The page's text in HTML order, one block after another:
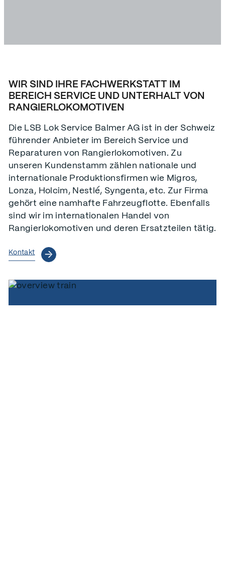
WIR SIND IHRE FACHWERKSTATT IM
BEREICH SERVICE UND UNTERHALT VON
RANGIERLOKOMOTIVEN
Die LSB Lok Service Balmer AG ist in der Schweiz
führender Anbieter im Bereich Service und
Reparaturen von Rangierlokomotiven. Zu
unseren Kundenstamm zählen nationale und
internationale Produktionsfirmen wie Migros,
Lonza, Holcim, Nestlé, Syngenta, etc. Zur Firma
gehört eine namhafte Fahrzeugflotte. Ebenfalls
sind wir im internationalen Handel von
Rangierlokomotiven und deren Ersatzteilen tätig.
Kontakt
LSB Lok Service Balmer AG, Wässeristrasse 2, 8340
Hinwil, Schweiz
Kontakt
Telefon: +41 44 937 32 72
E-Mail:
info@lsbag.ch
© LSB Lok Service Balmer AG|